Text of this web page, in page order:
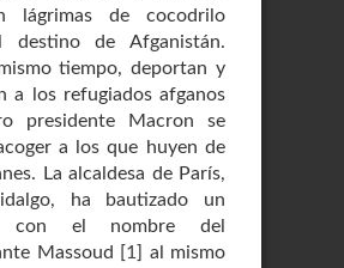
lágrimas de cocodrilo
destino de Afganistán.
tiempo, deportan y
a los refugiados afganos
presidente Macron se
a los que huyen de
La alcaldesa de París,
ha bautizado un
con el nombre del
Massoud [1 ] al mismo